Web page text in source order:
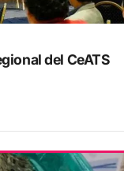
del CeATS